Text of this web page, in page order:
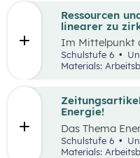
Ressourcen
linearer zu
Im Mittelpunkt
steht ein
Thema
„Wohin?“
Wirtschaften”
erarbeitet.
Schulstufe 6
Materials:
Energie!
Das Thema
täglichen
wird oft von
Schulstufe 6
Materials: